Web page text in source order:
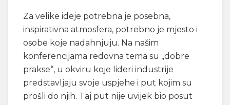
Za velike ideje potrebna je posebna,
inspirativna atmosfera, potrebno je mjesto i
osobe koje nadahnjuju. Na našim
konferencijama redovna tema su „dobre
prakse“, u okviru koje lideri industrije
predstavljaju svoje uspjehe i put kojim su
prošli do njih. Taj put nije uvijek bio posut